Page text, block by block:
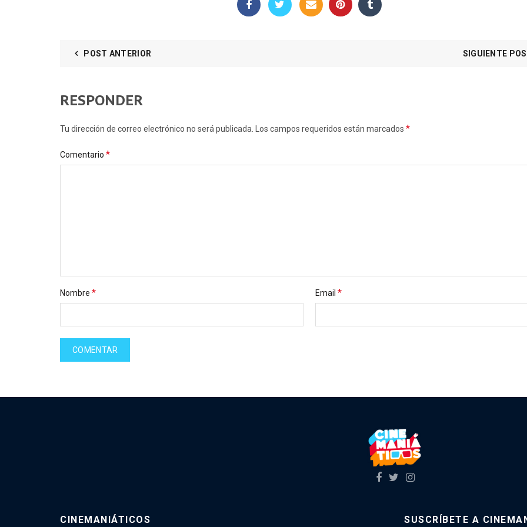
POST ANTERIOR SIGUIENTE
RESPONDER
Tu dirección de correo electrónico no será publicada. Los campos requeridos están marcados *
Comentario *
Nombre * Email *
CINEMANIÁTICOS SUSCRÍBETE A